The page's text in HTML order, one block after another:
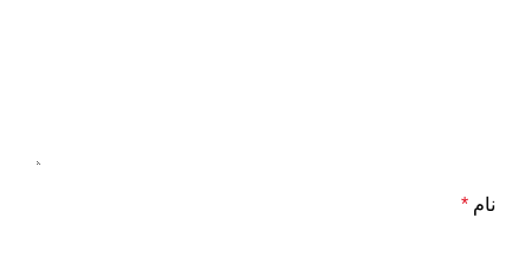
نام *